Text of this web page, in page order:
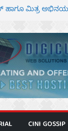
ಶಿವಣ್ಣ ಅಭಿನಯದ
ನಿರ್ದೇಶಕ ಮೋಹನ್
ಕಿಟ್ಟಿ –
ಅಜೇಯಂ”
CINI GOSSIP